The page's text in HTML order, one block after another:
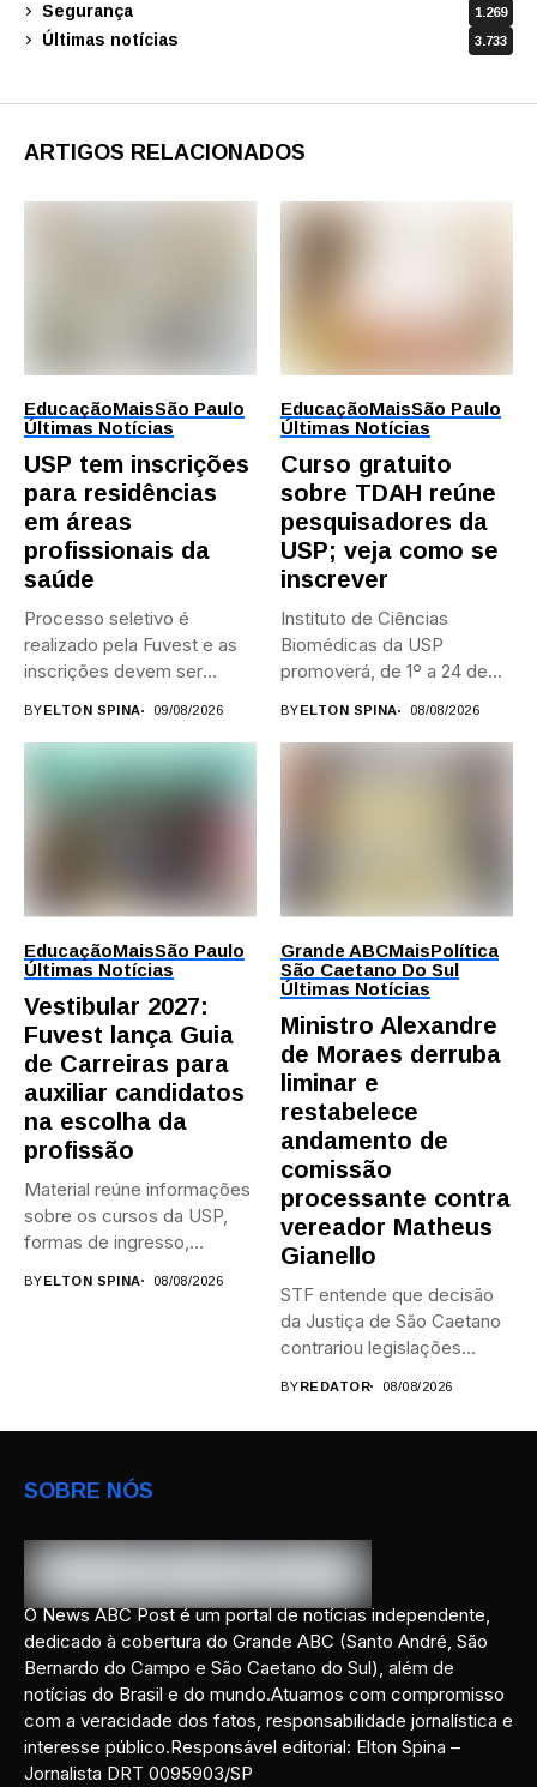
Segurança 1.269
Últimas notícias 3.733
ARTIGOS RELACIONADOS
EducaçãoMaisSão Paulo
Últimas Notícias
USP tem inscrições
para residências
em áreas
profissionais da
saúde
Processo seletivo é
realizado pela Fuvest e as
inscrições devem ser
BYELTON SPINA 09/08/2026
EducaçãoMaisSão Paulo
Últimas Notícias
Curso gratuito
sobre TDAH reúne
pesquisadores da
USP; veja como se
inscrever
Instituto de Ciências
Biomédicas da USP
promoverá, de 1º a 24 de...
BYELTON SPINA 08/08/2026
EducaçãoMaisSão Paulo
Últimas Notícias
Vestibular 2027:
Fuvest lança Guia
de Carreiras para
auxiliar candidatos
na escolha da
profissão
Material reúne informações
sobre os cursos da USP,
formas de ingresso,
BYELTON SPINA 08/08/2026
Grande ABCMaisPolítica
São Caetano Do Sul
Últimas Notícias
Ministro Alexandre
de Moraes derruba
liminar e
restabelece
andamento de
comissão
processante contra
vereador Matheus
Gianello
STF entende que decisão
da Justiça de São Caetano
contrariou legislações
BYREDATOR 08/08/2026
SOBRE NÓS
O News ABC Post é um portal de notícias independente,
dedicado à cobertura do Grande ABC (Santo André, São
Bernardo do Campo e São Caetano do Sul), além de
notícias do Brasil e do mundo.Atuamos com compromisso
com a veracidade dos fatos, responsabilidade jornalística e
interesse público.Responsável editorial: Elton Spina –
Jornalista DRT 0095903/SP